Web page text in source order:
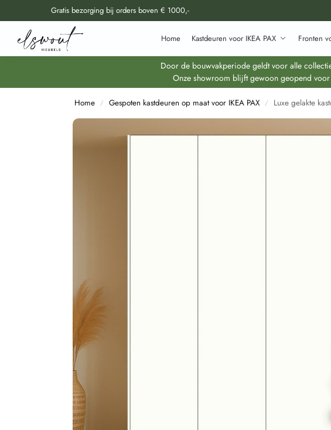
Gratis bezorging bij orders boven € 1000,-
Home Kastdeuren voor IKEA PAX Fronten
Doorzoek al onze producten
Door de bouwvakperiode geldt voor alle
Onze showroom blijft gewoon geopend
Home / Gespoten kastdeuren op maat voor IKEA PAX / Luxe gelakte